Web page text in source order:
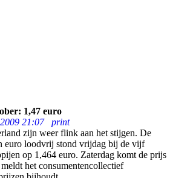
1,47 euro
21:07
print
zijn weer flink aan het stijgen. De
euro loodvrij stond vrijdag bij de vijf
op 1,464 euro. Zaterdag komt de prijs
het consumentencollectief